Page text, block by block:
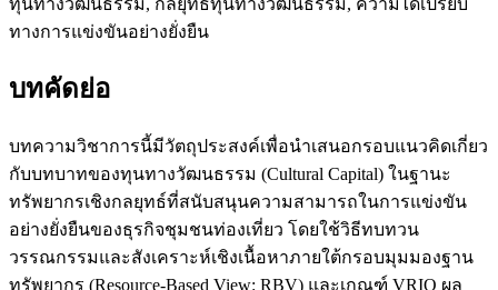
ทางการแข่งขันอย่างยั่งยืน
บทคัดย่อ
บทความวิชาการนี้มีวัตถุประสงค์เพื่อนำเสนอกรอบแนวคิดเกี่ยว
กับบทบาทของทุนทางวัฒนธรรม (Cultural Capital) ในฐานะ
ทรัพยากรเชิงกลยุทธ์ที่สนับสนุนความสามารถในการแข่งขัน
อย่างยั่งยืนของธุรกิจชุมชนท่องเที่ยว โดยใช้วิธีทบทวน
วรรณกรรมและสังเคราะห์เชิงเนื้อหาภายใต้กรอบมุมมองฐาน
ทรัพยากร (Resource-Based View: RBV) และเกณฑ์ VRIO ผล